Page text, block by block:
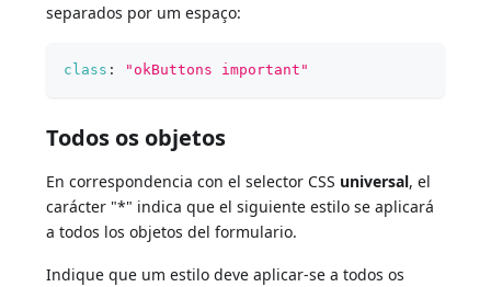
separados por um espaço:
class : "okButtons important"
Todos os objetos
En correspondencia con el selector CSS universal, el
carácter "*" indica que el siguiente estilo se aplicará
a todos los objetos del formulario.
Indique que um estilo deve aplicar-se a todos os